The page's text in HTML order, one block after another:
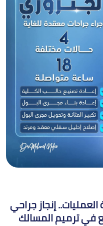
إنجاز جراحي
في ترميم المسالك